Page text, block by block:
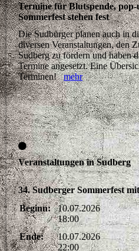
Termine für Blutspende,
Sommerfest stehen fest
Die Sudbürger planen auch in
diversen Veranstaltungen, den
Sudberg zu fördern und haben
Termine angesetzt. Eine
Terminen!mehr
Veranstaltungen in Sudberg
34. Sudberger Sommerfest
Beginn:
10.07.2026
18:00
Ende:
10.07.2026
22:00